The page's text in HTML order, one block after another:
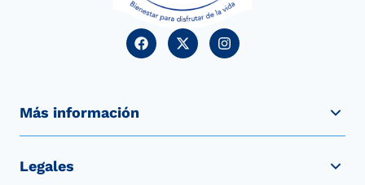
Más información
Legales